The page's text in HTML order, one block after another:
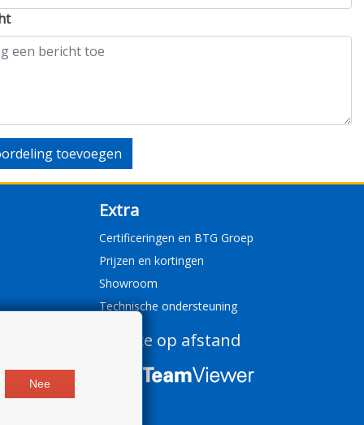
toevoegen
Extra
Certificeringen en BTG Groep
Prijzen en kortingen
Showroom
Technische ondersteuning
Service op afstand
Nee